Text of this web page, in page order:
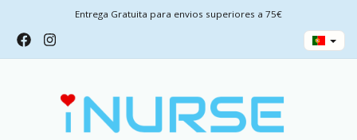
Entrega Gratuita para envios superiores a 75€